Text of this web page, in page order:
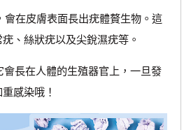
在皮膚表面長出疣體贅生物。這
、絲狀疣以及尖銳濕疣等。
長在人體的生殖器官上，一旦發
感染哦！